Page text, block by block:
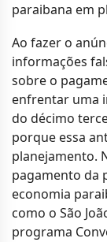
paraibana em
Ao fazer o
informações
sobre o
enfrentar uma
do décimo
porque essa
planejamento.
pagamento da
economia
como o São
programa